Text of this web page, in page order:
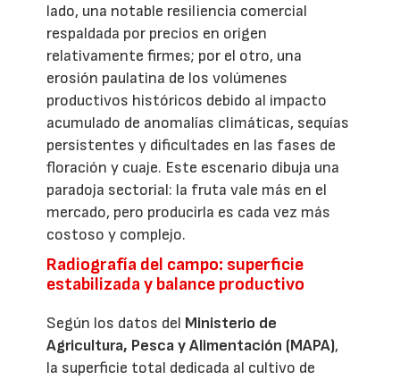
lado, una notable resiliencia comercial
respaldada por precios en origen
relativamente firmes; por el otro, una
erosión paulatina de los volúmenes
productivos históricos debido al impacto
acumulado de anomalías climáticas, sequías
persistentes y dificultades en las fases de
floración y cuaje. Este escenario dibuja una
paradoja sectorial: la fruta vale más en el
mercado, pero producirla es cada vez más
costoso y complejo.
Radiografía del campo: superficie
estabilizada y balance productivo
Según los datos del Ministerio de
Agricultura, Pesca y Alimentación (MAPA),
la superficie total dedicada al cultivo de